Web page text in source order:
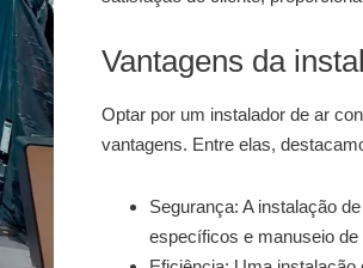
Vantagens da
Optar por um instalador de ar
vantagens. Entre elas,
Segurança: A instalação
específicos e manuseio